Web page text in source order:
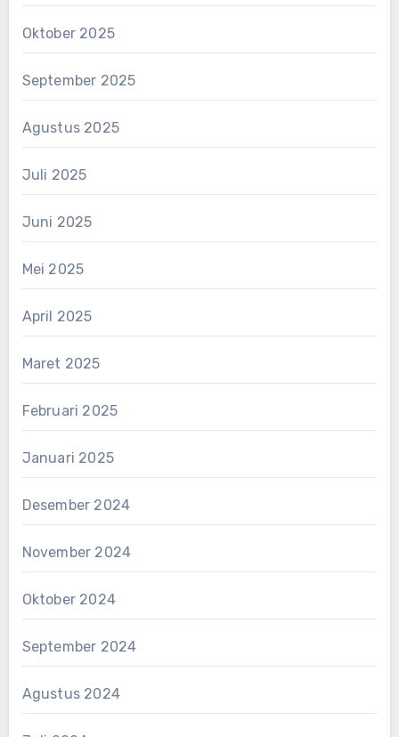
Oktober 2025
September 2025
Agustus 2025
Juli 2025
Juni 2025
Mei 2025
April 2025
Maret 2025
Februari 2025
Januari 2025
Desember 2024
November 2024
Oktober 2024
September 2024
Agustus 2024